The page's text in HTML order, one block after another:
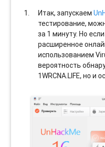
Итак, запускаем
тестирование,
за 1 минуту. Но
расширенное
использованием
вероятность
1WRCNA.LIFE, но и